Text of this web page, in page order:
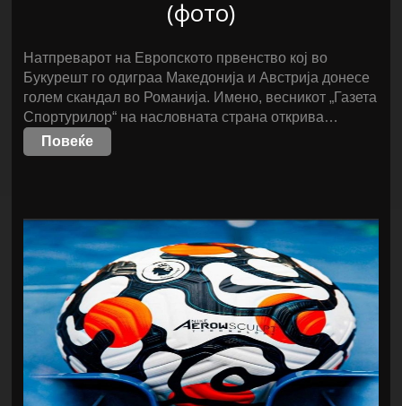
(фото)
Натпреварот на Европското првенство кој во
Букурешт го одиграа Македонија и Австрија донесе
голем скандал во Романија. Имено, весникот „Газета
Спортурилор“ на насловната страна открива…
Повеќе